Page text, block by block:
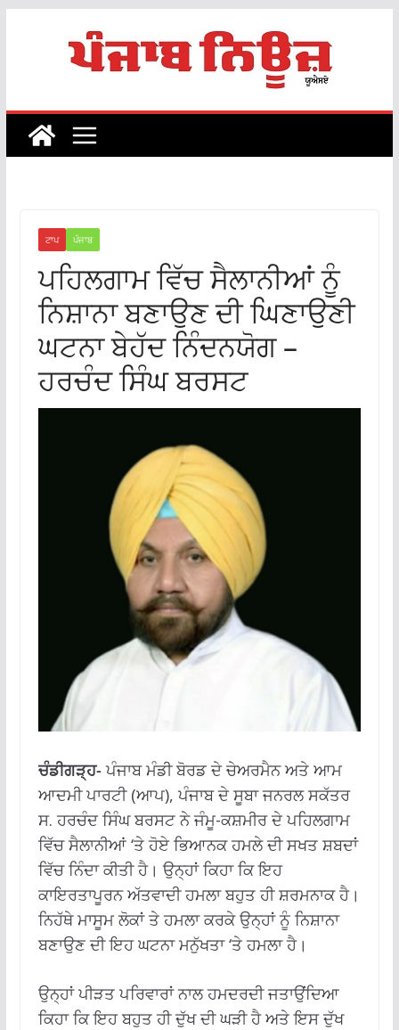
ਟਾਪ ਪੰਜਾਬ
ਪਹਿਲਗਾਮ ਵਿੱਚ ਸੈਲਾਨੀਆਂ ਨੂੰ
ਨਿਸ਼ਾਨਾ ਬਣਾਉਣ ਦੀ ਘਿਣਾਉਣੀ
ਘਟਨਾ ਬੇਹੱਦ ਨਿੰਦਨਯੋਗ –
ਹਰਚੰਦ ਸਿੰਘ ਬਰਸਟ
ਚੰਡੀਗੜ੍ਹ-ਪੰਜਾਬ ਮੰਡੀ ਬੋਰਡ ਦੇ ਚੇਅਰਮੈਨ ਅਤੇ ਆਮ
ਆਦਮੀ ਪਾਰਟੀ (ਆਪ), ਪੰਜਾਬ ਦੇ ਸੂਬਾ ਜਨਰਲ ਸਕੱਤਰ
ਸ. ਹਰਚੰਦ ਸਿੰਘ ਬਰਸਟ ਨੇ ਜੰਮੂ-ਕਸ਼ਮੀਰ ਦੇ ਪਹਿਲਗਾਮ
ਵਿੱਚ ਸੈਲਾਨੀਆਂ ‘ਤੇ ਹੋਏ ਭਿਆਨਕ ਹਮਲੇ ਦੀ ਸਖਤ ਸ਼ਬਦਾਂ
ਵਿੱਚ ਨਿੰਦਾ ਕੀਤੀ ਹੈ। ਉਨ੍ਹਾਂ ਕਿਹਾ ਕਿ ਇਹ
ਕਾਇਰਤਾਪੂਰਨ ਅੱਤਵਾਦੀ ਹਮਲਾ ਬਹੁਤ ਹੀ ਸ਼ਰਮਨਾਕ ਹੈ।
ਨਿਹੱਥੇ ਮਾਸੂਮ ਲੋਕਾਂ ਤੇ ਹਮਲਾ ਕਰਕੇ ਉਨ੍ਹਾਂ ਨੂੰ ਨਿਸ਼ਾਨਾ
ਬਣਾਉਣ ਦੀ ਇਹ ਘਟਨਾ ਮਨੁੱਖਤਾ ‘ਤੇ ਹਮਲਾ ਹੈ।
ਉਨ੍ਹਾਂ ਪੀੜਤ ਪਰਿਵਾਰਾਂ ਨਾਲ ਹਮਦਰਦੀ ਜਤਾਉਂਦਿਆ
ਕਿਹਾ ਕਿ ਇਹ ਬਹੁਤ ਹੀ ਦੁੱਖ ਦੀ ਘੜੀ ਹੈ ਅਤੇ ਇਸ ਦੁੱਖ